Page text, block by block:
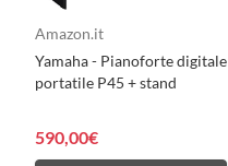
Amazon.it
Yamaha - Pianoforte digitale
portatile P45 + stand
590,00€